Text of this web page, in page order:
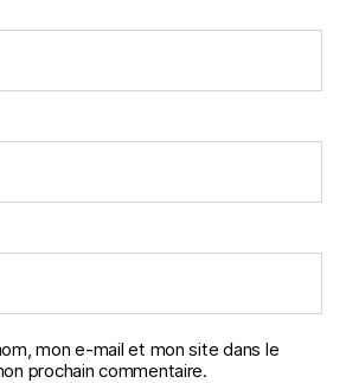
mon e-mail et mon site dans le
prochain commentaire.